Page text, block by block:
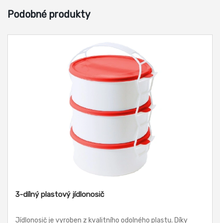
Podobné produkty
3-dílný plastový jídlonosič
Jídlonosič je vyroben z kvalitního odolného plastu. Díky